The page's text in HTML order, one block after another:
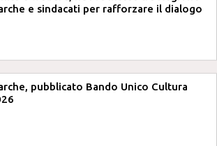
e sindacati per rafforzare il dialogo
pubblicato Bando Unico Cultura